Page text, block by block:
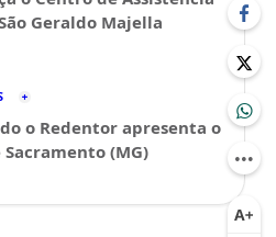
Geraldo Majella
o Redentor apresenta o
Sacramento (MG)